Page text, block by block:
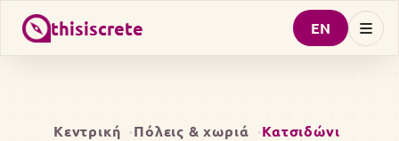
thisiscrete EN
Κεντρική Πόλεις & χωριά Κατσιδώνι